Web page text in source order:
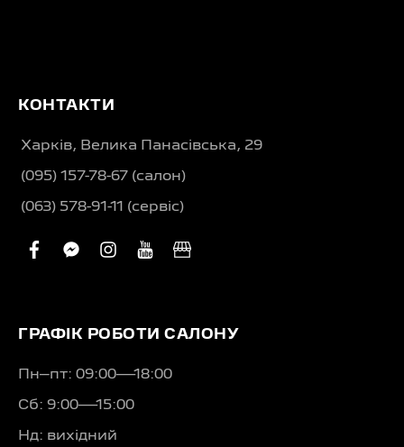
КОНТАКТИ
Харків, Велика Панасівська, 29
(095) 157-78-67 (салон)
(063) 578-91-11 (сервіс)
facebook
facebook-
instagram
youtube
business
ГРАФІК РОБОТИ САЛОНУ
Пн–пт: 09:00—18:00
Сб: 9:00—15:00
Нд: вихідний